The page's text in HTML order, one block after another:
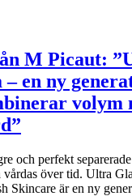
M Picaut:
– en ny
volym
och perfekt
vårdas över tid. Ultra
Skincare är en ny